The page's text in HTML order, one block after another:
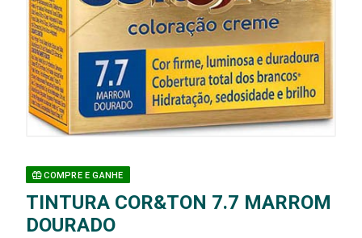
COMPRE E GANHE
TINTURA COR&TON 7.7 MARROM
DOURADO